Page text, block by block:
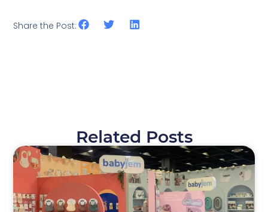
Share the Post:
Related Posts